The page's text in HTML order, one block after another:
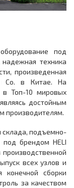
под
техника
произведенная
Co. в Китае. На
в Топ-10 мировых
достойным
производителям.
склада, подъемно-
под брендом HELI
всех узлов и
конечной сборки
за качеством